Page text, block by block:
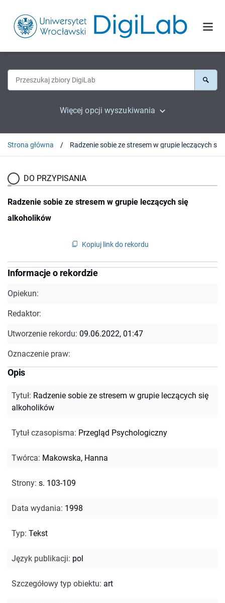
Więcej opcji wyszukiwania
Strona główna
DO PRZYPISANIA
Radzenie sobie ze stresem w grupie leczących się
alkoholików
Kopiuj link do rekordu
Informacje o rekordzie
Opiekun:
Redaktor:
Utworzenie rekordu: 09.06.2022, 01:47
Oznaczenie praw:
Opis
Tytuł: Radzenie sobie ze stresem w grupie leczących się
alkoholików
Tytuł czasopisma: Przegląd Psychologiczny
Twórca: Makowska, Hanna
Strony: s. 103-109
Data wydania: 1998
Typ: Tekst
Język publikacji: pol
Szczegółowy typ obiektu: art